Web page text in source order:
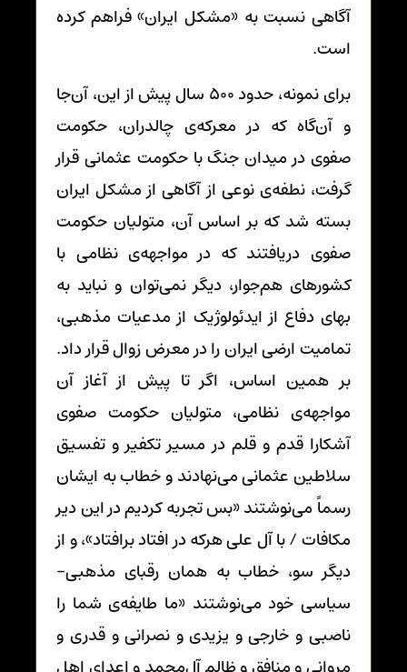
آگاهی نسبت به «مشکل ایران» فراهم کرده
است.
برای نمونه، حدود 500 سال پیش از این، آن‌جا
و آن‌گاه که در معرکه‌ی چالدران، حکومت
صفوی در میدان جنگ با حکومت عثمانی قرار
گرفت، نطفه‌ی نوعی از آگاهی از مشکل ایران
بسته شد که بر اساس آن، متولیان حکومت
صفوی دریافتند که در مواجهه‌ی نظامی با
کشورهای هم‌جوار، دیگر نمی‌توان و نباید به
بهای دفاع از ایدئولوژیک از مدعیات مذهبی،
تمامیت ارضی ایران را در معرض زوال قرار داد.
بر همین اساس، اگر تا پیش از آغاز آن
مواجهه‌ی نظامی، متولیان حکومت صفوی
آشکارا قدم و قلم در مسیر تکفیر و تفسیق
سلاطین عثمانی می‌نهادند و خطاب به ایشان
رسماً می‌نوشتند «بس تجربه کردیم در این دیر
مکافات / با آل علی هرکه در افتاد برافتاد»، و از
دیگر سو، خطاب به همان رقبای مذهبی-
سیاسی خود می‌نوشتند «ما طایفه‌ی شما را
ناصبی و خارجی و یزیدی و نصرانی و قدری و